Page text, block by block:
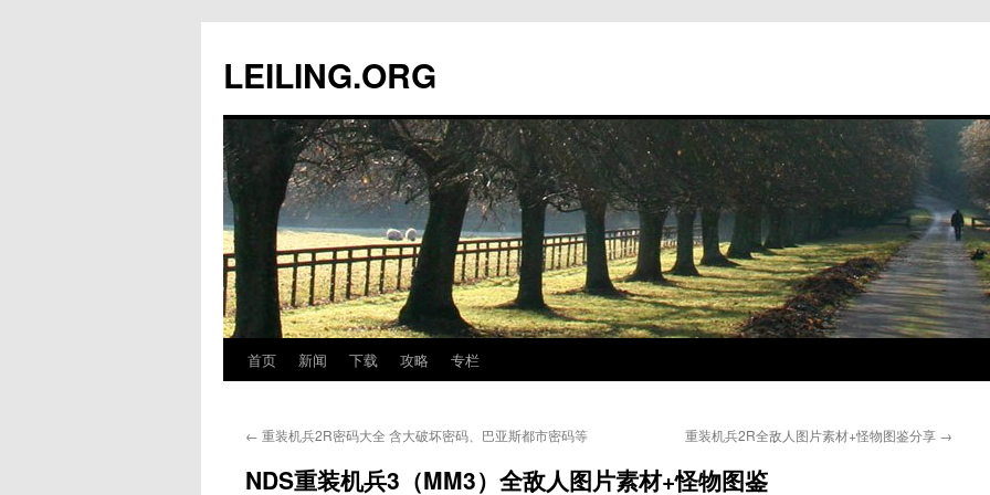
文
LEILING.ORG
首页 新闻 下载 攻略 专栏
← 重装机兵2R密码大全 含大破坏密码、巴亚斯都市密码等 重装机兵2R全敌人图片素材+怪物图鉴分享 →
NDS重装机兵3（MM3）全敌人图片素材+怪物图鉴